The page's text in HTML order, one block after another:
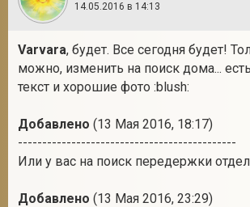
14.05.2016 в 14:13
Varvara, будет. Все сегодня будет!
можно, изменить на поиск дома...
текст и хорошие фото :blush:
Добавлено (13 Мая 2016, 18:17)
---------------------------------------------
Или у вас на поиск передержки
Добавлено (13 Мая 2016, 23:29)